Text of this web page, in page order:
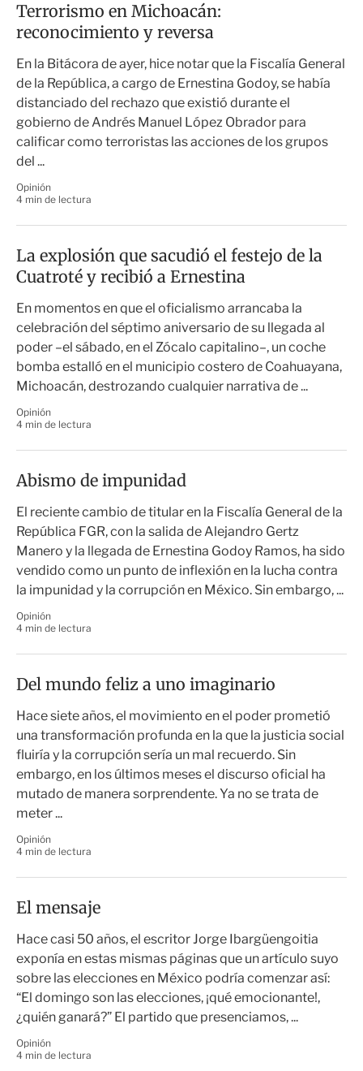
Terrorismo en Michoacán:
reconocimiento y reversa
En la Bitácora de ayer, hice notar que la Fiscalía General
de la República, a cargo de Ernestina Godoy, se había
distanciado del rechazo que existió durante el
gobierno de Andrés Manuel López Obrador para
calificar como terroristas las acciones de los grupos
del ...
Opinión
4 min de lectura
La explosión que sacudió el festejo de la
Cuatroté y recibió a Ernestina
En momentos en que el oficialismo arrancaba la
celebración del séptimo aniversario de su llegada al
poder –el sábado, en el Zócalo capitalino–, un coche
bomba estalló en el municipio costero de Coahuayana,
Michoacán, destrozando cualquier narrativa de ...
Opinión
4 min de lectura
Abismo de impunidad
El reciente cambio de titular en la Fiscalía General de la
República FGR, con la salida de Alejandro Gertz
Manero y la llegada de Ernestina Godoy Ramos, ha sido
vendido como un punto de inflexión en la lucha contra
la impunidad y la corrupción en México. Sin embargo, ...
Opinión
4 min de lectura
Del mundo feliz a uno imaginario
Hace siete años, el movimiento en el poder prometió
una transformación profunda en la que la justicia social
fluiría y la corrupción sería un mal recuerdo. Sin
embargo, en los últimos meses el discurso oficial ha
mutado de manera sorprendente. Ya no se trata de
meter ...
Opinión
4 min de lectura
El mensaje
Hace casi 50 años, el escritor Jorge Ibargüengoitia
exponía en estas mismas páginas que un artículo suyo
sobre las elecciones en México podría comenzar así:
“El domingo son las elecciones, ¡qué emocionante!,
¿quién ganará?” El partido que presenciamos, ...
Opinión
4 min de lectura